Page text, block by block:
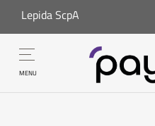
Lepida ScpA
MENU